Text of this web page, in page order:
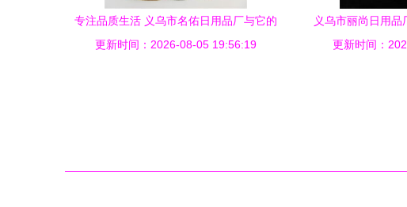
专注品质生活 义乌市名佑日用品厂与它的
超细纤维吸水毛巾
更新时间：2026-08-05 19:56:19
义乌市丽尚日用
与日
更新时间：